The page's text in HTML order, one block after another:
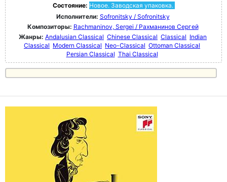
Состояние: Новое. Заводская упаковка.
Исполнители: Sofronitsky / Sofronitsky
Композиторы: Rachmaninov, Sergei / Рахманинов Сергей
Жанры: Andalusian Classical Chinese Classical Classical Indian
Classical Modern Classical Neo-Classical Ottoman Classical
Persian Classical Thai Classical